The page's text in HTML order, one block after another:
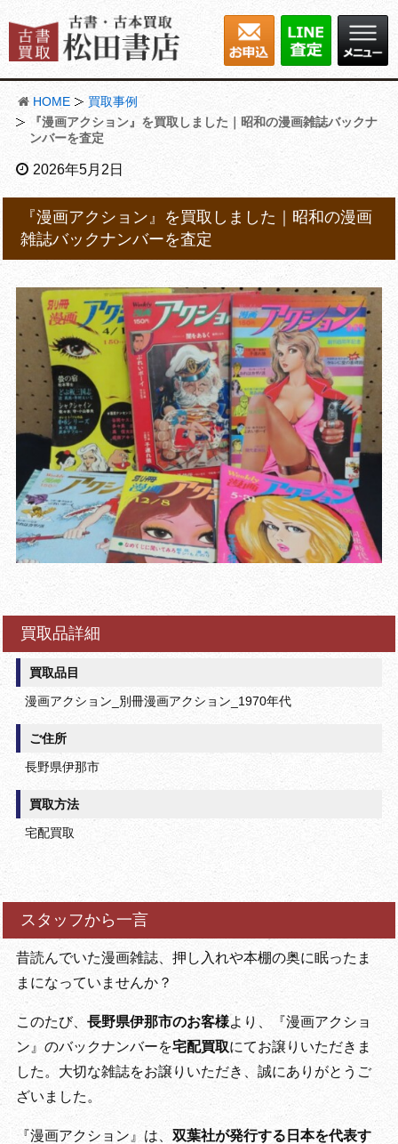
HOME
買取事例
『漫画アクション』を買取しました｜昭和の漫画雑誌バックナ
ンバーを査定
2026年5月2日
『漫画アクション』を買取しました｜昭和の漫画
雑誌バックナンバーを査定
買取品詳細
買取品目
漫画アクション_別冊漫画アクション_1970年代
ご住所
長野県伊那市
買取方法
宅配買取
スタッフから一言
昔読んでいた漫画雑誌、押し入れや本棚の奥に眠ったま
まになっていませんか？
このたび、 長野県伊那市のお客様より、『漫画アクショ
ン』のバックナンバーを宅配買取にてお譲りいただきま
した。大切な雑誌をお譲りいただき、誠にありがとうご
ざいました。
『漫画アクション』は、 双葉社が発行する日本を代表す